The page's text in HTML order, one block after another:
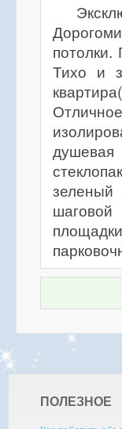
Тихо и
зеленый
ПОЛЕЗНОЕ